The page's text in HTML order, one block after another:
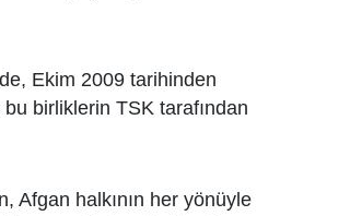
Ekim 2009 tarihinden
birliklerin TSK tarafından
Afgan halkının her yönüyle